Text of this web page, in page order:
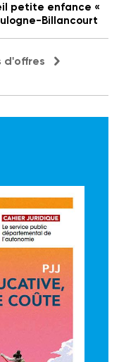
petite enfance «
Billancourt
d'offres